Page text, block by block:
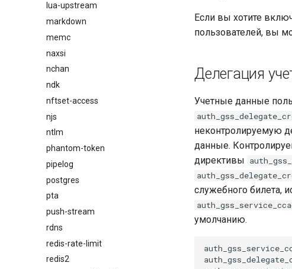
lua-upstream
markdown
memc
naxsi
nchan
ndk
nftset-access
njs
ntlm
phantom-token
pipelog
postgres
pta
push-stream
rdns
redis-rate-limit
redis2
Если вы хотите
пользователей, вы
Делегация
Учетные данные
неконтролируемую
данные.
директивы
служебного билета,
умолчанию.